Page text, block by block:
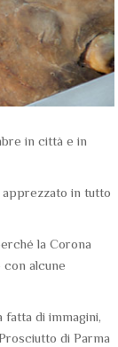
in città e in
apprezzato in tutto
la Corona
alcune
di immagini,
di Parma